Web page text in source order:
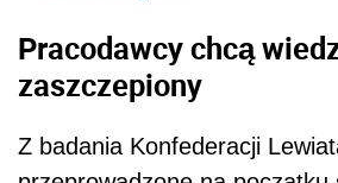
Pracodawcy chcą
zaszczepiony
Z badania Konfederacji